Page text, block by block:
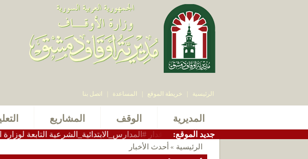
الرئيسية خريطة الموقع المساعدة اتصل بنا
المديرية الوقف المشاريع
الاستاذ سامر بيرقدار #المدارس_الابتدائية_الشرعية التابعة لوزارة الأوقاف
:جديد الموقع
الرئيسية » أحدث الأخبار